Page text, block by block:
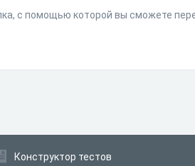
с помощью которой вы сможете
Конструктор тестов